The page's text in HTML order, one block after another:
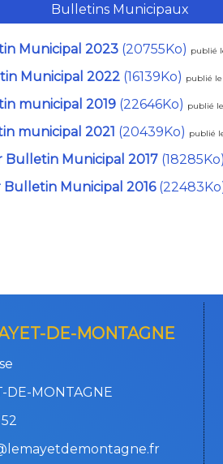
Bulletins Municipaux
Municipal 2023(20755Ko) publié
Municipal 2022 (16139Ko) publié le
municipal 2019 (22646Ko) publié
municipal 2021 (20439Ko) publié
Bulletin Municipal 2017(18285Ko)
Municipal 2016
DE-MONTAGNE
DE-MONTAGNE